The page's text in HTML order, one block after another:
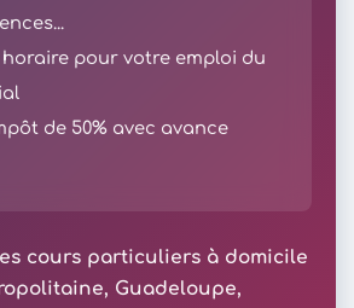
pour votre emploi du
de 50% avec avance
cours particuliers à domicile
Guadeloupe,